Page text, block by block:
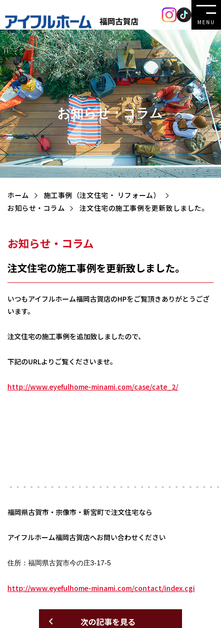
MENU
お知らせ・コラム
ホーム
施工事例（注文住宅・ リフォーム）
お知らせ・コラム
注文住宅の施工事例を更新致しました。
お知らせ・コラム
注文住宅の施工事例を更新致しました。
いつもアイフルホーム福岡古賀店のHPをご覧頂きありがとうござ
います。
注文住宅の施工事例を追加致しましたので、
下記のURLよりご覧くださいませ。
http://www.eyefulhome-minami.com/case/cate_2/
福岡県古賀市・宗像市・新宮町で注文住宅なら
アイフルホーム福岡古賀店へお問い合わせください
住所：福岡県古賀市今の庄3-17-5
http://www.eyefulhome-minami.com/contact/index.cgi
次の記事を見る